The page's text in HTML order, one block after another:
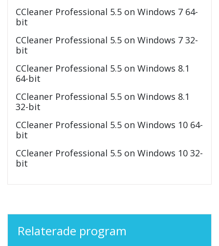
CCleaner Professional 5.5 on Windows 7 64-
bit
CCleaner Professional 5.5 on Windows 7 32-
bit
CCleaner Professional 5.5 on Windows 8.1
64-bit
CCleaner Professional 5.5 on Windows 8.1
32-bit
CCleaner Professional 5.5 on Windows 10 64-
bit
CCleaner Professional 5.5 on Windows 10 32-
bit
Relaterade program